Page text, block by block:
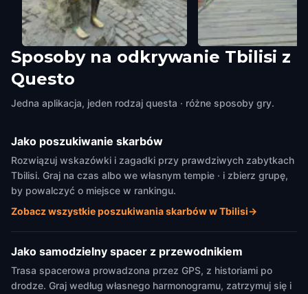
Tamada Statue
Tbilisi,Georgia
Bridge of Love
Sposoby na odkrywanie Tbilisi z
Questo
Jedna aplikacja, jeden rodzaj questa · różne sposoby gry.
Jako poszukiwanie skarbów
Rozwiązuj wskazówki i zagadki przy prawdziwych zabytkach
Tbilisi. Graj na czas albo we własnym tempie · i zbierz grupę,
by powalczyć o miejsce w rankingu.
Zobacz wszystkie poszukiwania skarbów w Tbilisi→
Jako samodzielny spacer z przewodnikiem
Trasa spacerowa prowadzona przez GPS, z historiami po
drodze. Graj według własnego harmonogramu, zatrzymuj się i